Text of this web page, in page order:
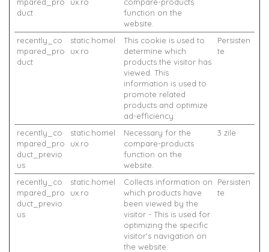
duct
function on the
website.
recently_co
mpared_pro
duct
static.homel
ux.ro
This cookie is used to
determine which
products the visitor has
viewed. This
information is used to
promote related
products and optimize
ad-efficiency.
Persisten
te
recently_co
mpared_pro
duct_previo
us
static.homel
ux.ro
Necessary for the
compare-products
function on the
website.
3 zile
recently_co
mpared_pro
duct_previo
us
static.homel
ux.ro
Collects information on
which products have
been viewed by the
visitor - This is used for
optimizing the specific
visitor's navigation on
the website.
Persisten
te